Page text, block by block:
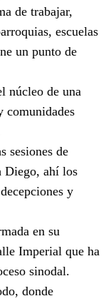
de trabajar,
escuelas
un punto de
núcleo de una
comunidades
sesiones de
Diego, ahí los
y
en su
Imperial que ha
sinodal.
donde